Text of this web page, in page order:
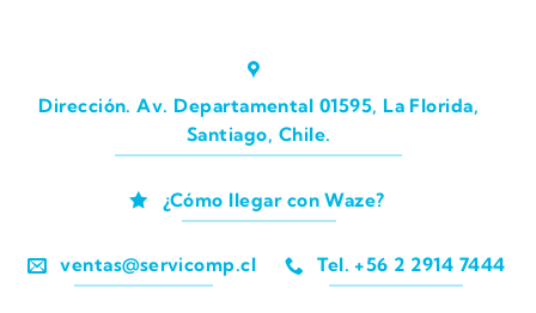
Dirección. Av. Departamental 01595, La Florida,
Santiago, Chile.
¿Cómo llegar con Waze?
ventas@servicomp.cl Tel. +56 2 2914 7444